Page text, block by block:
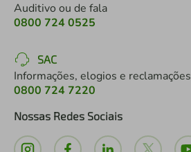
Auditivo ou de fala
0800 724 0525
SAC
Informações, elogios e reclamações
0800 724 7220
Nossas Redes Sociais